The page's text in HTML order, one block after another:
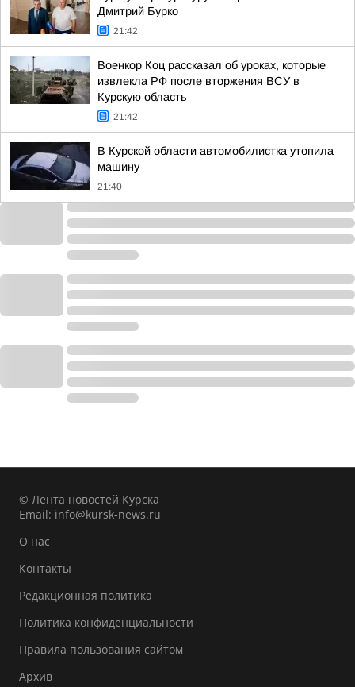
Дмитрий Бурко
21:42
Военкор Коц рассказал об уроках, которые
извлекла РФ после вторжения ВСУ в
Курскую область
21:42
В Курской области автомобилистка утопила
машину
21:40
© Лента новостей Курска
Email: info@kursk-news.ru
О нас
Контакты
Редакционная политика
Политика конфиденциальности
Правила пользования сайтом
Архив